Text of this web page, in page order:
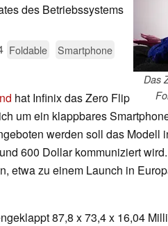
Das
des Betriebssystems
Foldable
Smartphone
hat Infinix das Zero Flip
um ein klappbares
werden soll das Modell
600 Dollar kommuniziert
etwa zu einem Launch in
87,8 x 73,4 x 16,04